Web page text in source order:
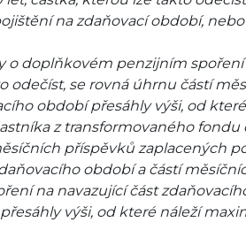
na zdaňovací období, nebo
o doplňkovém penzijním
odečíst, se rovná úhrnu částí
období přesáhly výši, od
z transformovaného
příspěvků zaplacených
období a částí
na navazující část
výši, od které náleží